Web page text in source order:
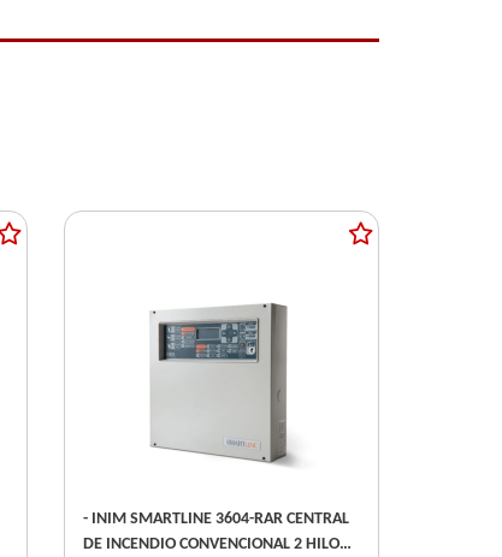
- INIM SMARTLINE 3604-RAR CENTRAL
DE INCENDIO CONVENCIONAL 2 HILOS